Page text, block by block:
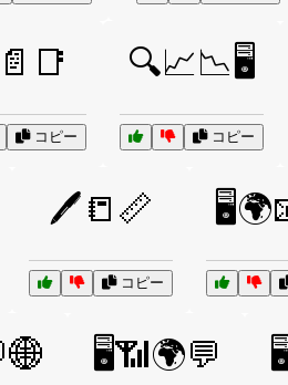
コピー
🔍📈📉🖥️
コピー
🖊️📒📏
コピー
🖥️📶🌍💬